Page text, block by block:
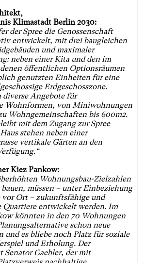
Klimastadt Berlin 2030:
der Spree die Genossenschaft
entwickelt, mit drei baugleichen
und maximaler
neben einer Kita und den im
öffentlichen Optionsräumen
genutzten Einheiten für eine
Erdgeschosszone.
diverse Angebote für
Wohnformen, von Miniwohnungen
Wohngemeinschaften bis 600m2.
mit dem Zugang zur Spree
stehen neben einer
vertikale Gärten an den
Kiez Pankow:
Wohnungsbau-Zielzahlen
müssen – unter Einbeziehung
vor Ort – zukunftsfähige und
Quartiere entwickelt werden. Im
könnten in den 70 Wohnungen
schon neue
und es bliebe noch Platz für soziale
und Erholung. Der
Senator Gaebler, der mit